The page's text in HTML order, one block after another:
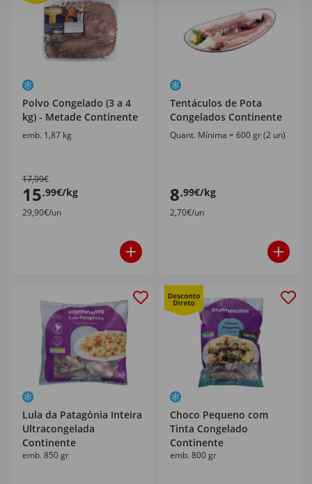
Polvo Congelado (3 a 4
kg) - Metade Continente
emb. 1,87 kg
17,99€
15,99€/kg
29,90€/un
Tentáculos de Pota
Congelados Continente
Quant. Mínima = 600 gr (2 un)
8,99€/kg
2,70€/un
Lula da Patagónia Inteira
Ultracongelada
Continente
emb. 850 gr
Choco Pequeno com
Tinta Congelado
Continente
emb. 800 gr